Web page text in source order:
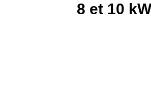
8 et 10 kW